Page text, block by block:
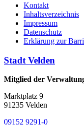
Kontakt
Inhaltsverzeichnis
Impressum
Datenschutz
Erklärung zur
Stadt Velden
Mitglied der
Marktplatz 9
91235 Velden
09152 9291-0